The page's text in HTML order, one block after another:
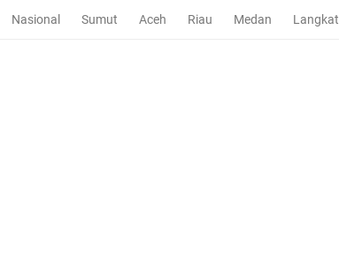
Nasional Sumut Aceh Riau Medan Langkat